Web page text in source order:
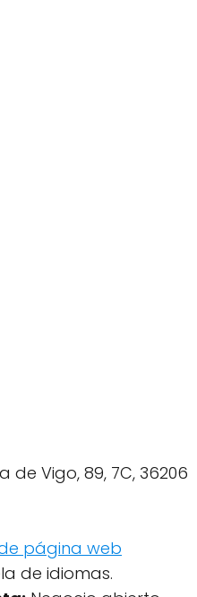
de Vigo, 89, 7C, 36206
página web
de idiomas.